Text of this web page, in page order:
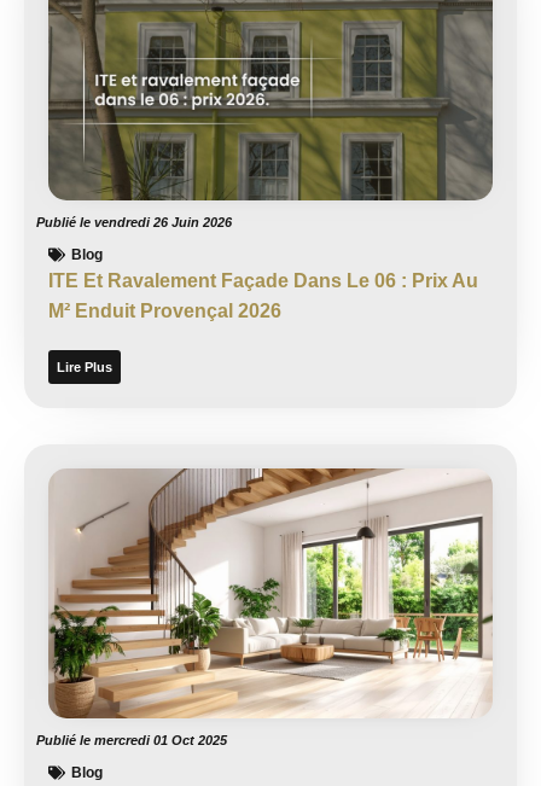
Publié le vendredi 26 Juin 2026
Blog
ITE Et Ravalement Façade Dans Le 06 : Prix Au
M² Enduit Provençal 2026
Lire Plus
Publié le mercredi 01 Oct 2025
Blog